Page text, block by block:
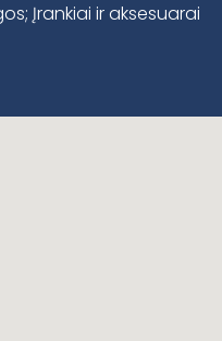
Įrankiai ir aksesuarai